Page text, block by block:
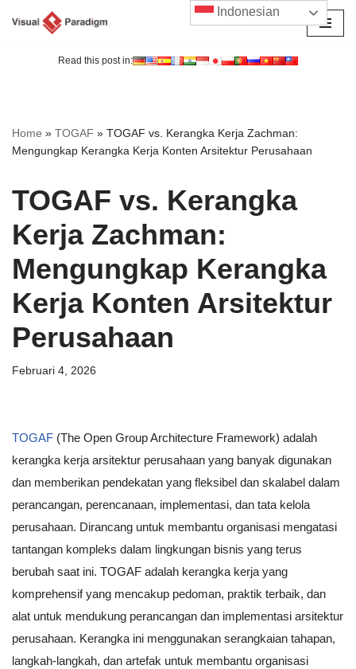
Read this post in:
Home » TOGAF » TOGAF vs. Kerangka Kerja Zachman:
Mengungkap Kerangka Kerja Konten Arsitektur Perusahaan
TOGAF vs. Kerangka
Kerja Zachman:
Mengungkap Kerangka
Kerja Konten Arsitektur
Perusahaan
Februari 4, 2026
TOGAF (The Open Group Architecture Framework) adalah
kerangka kerja arsitektur perusahaan yang banyak digunakan
dan memberikan pendekatan yang fleksibel dan skalabel dalam
perancangan, perencanaan, implementasi, dan tata kelola
perusahaan. Dirancang untuk membantu organisasi mengatasi
tantangan kompleks dalam lingkungan bisnis yang terus
berubah saat ini. TOGAF adalah kerangka kerja yang
komprehensif yang mencakup pedoman, praktik terbaik, dan
alat untuk mendukung perancangan dan implementasi arsitektur
perusahaan. Kerangka ini menggunakan serangkaian tahapan,
langkah-langkah, dan artefak untuk membantu organisasi
Indonesian